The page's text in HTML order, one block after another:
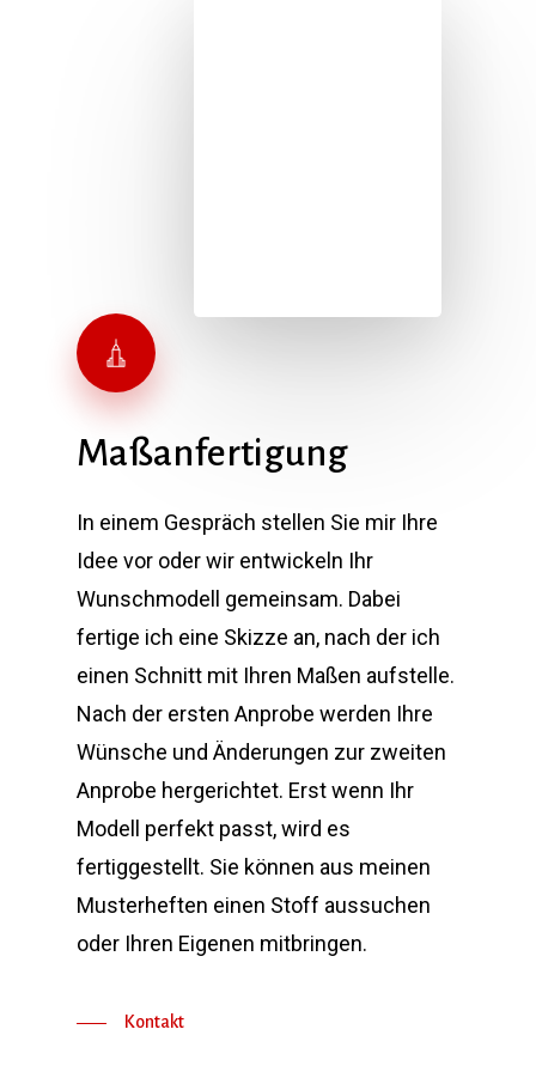
Maßanfertigung
In einem Gespräch stellen Sie mir Ihre
Idee vor oder wir entwickeln Ihr
Wunschmodell gemeinsam. Dabei
fertige ich eine Skizze an, nach der ich
einen Schnitt mit Ihren Maßen aufstelle.
Nach der ersten Anprobe werden Ihre
Wünsche und Änderungen zur zweiten
Anprobe hergerichtet. Erst wenn Ihr
Modell perfekt passt, wird es
fertiggestellt. Sie können aus meinen
Musterheften einen Stoff aussuchen
oder Ihren Eigenen mitbringen.
Kontakt